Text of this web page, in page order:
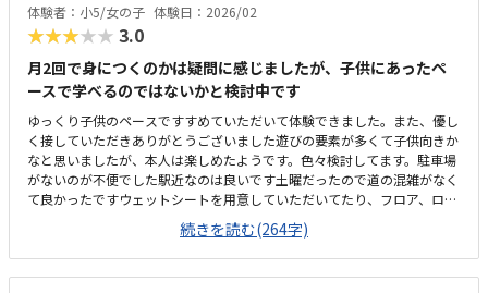
た場所のテーブルで良かった。教室自体は奥行きがあるというか、思った
より広く感じました。他のプログラミング教室よりは安いのではないでし
ょうか。また月2回か4回かを選べるのは良いと思う。間隔空けたくないな
ら4回、他の習い事あるなら2回で良いと思う。ただプログラミングするだ
けでなく、具現化したものを実際に動かすというのはイメージも湧きやす
通り動くか確認→解体して片付けまた教室長や今回担当された方は、物腰
柔らかく子供にも優しく接して頂けた。80分は長いかなと思ったが、体感
では早く感じた。
体験者：小5/女の子 体験日：2026/02
★★★★★ 3.0
月2回で身につくのかは疑問に感じましたが、子供にあったペ
ースで学べるのではないかと検討中です
ゆっくり子供のペースですすめていただいて体験できました。また、優し
く接していただきありがとうございました遊びの要素が多くて子供向きか
なと思いましたが、本人は楽しめたようです。色々検討してます。駐車場
がないのが不便でした駅近なのは良いです土曜だったので道の混雑がなく
て良かったですウェットシートを用意していただいてたり、フロア、ロビ
ーも綺麗にされていて良かったです。他の教室も同じような値段設定だっ
たかと思いますが、、、少し高いような感じもしましたタブレットをつか
ってプログラムを作りながらロボットを操作し、動かしたのが面白かった
続きを読む(264字)